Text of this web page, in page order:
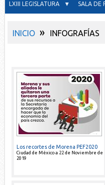
LXIII LEGISLATURA ▼ SALA
INICIO » INFOGRAFÍAS
Los recortes de Morena PEF2020
Ciudad de México a 22 de Noviembre de
2019